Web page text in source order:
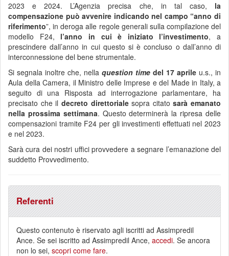
2023 e 2024. L’Agenzia precisa che, in tal caso, la
compensazione può avvenire indicando nel campo “anno di
riferimento”, in deroga alle regole generali sulla compilazione del
modello F24, l’anno in cui è iniziato l’investimento, a
prescindere dall’anno in cui questo si è concluso o dall’anno di
interconnessione del bene strumentale.
Si segnala inoltre che, nella question time del 17 aprile u.s., in
Aula della Camera, il Ministro delle Imprese e del Made in Italy, a
seguito di una Risposta ad interrogazione parlamentare, ha
precisato che il decreto direttorialesopra citatosarà emanato
nella prossima settimana. Questo determinerà la ripresa delle
compensazioni tramite F24 per gli investimenti effettuati nel 2023
e nel 2023.
Sarà cura dei nostri uffici provvedere a segnare l’emanazione del
suddetto Provvedimento.
Referenti
Questo contenuto è riservato agli iscritti ad Assimpredil
Ance. Se sei iscritto ad Assimpredil Ance, accedi. Se ancora
non lo sei, scopri come fare.